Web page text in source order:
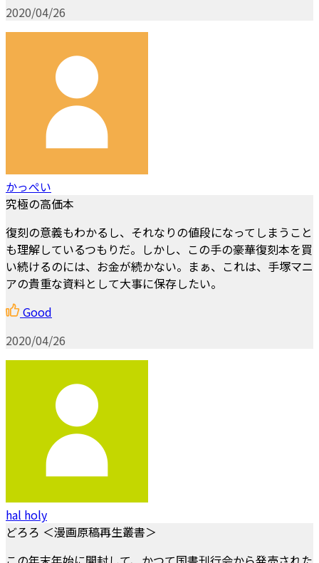
2020/04/26
かっぺい
究極の高価本
復刻の意義もわかるし、それなりの値段になってしまうこと
も理解しているつもりだ。しかし、この手の豪華復刻本を買
い続けるのには、お金が続かない。まぁ、これは、手塚マニ
アの貴重な資料として大事に保存したい。
Good
2020/04/26
hal holy
どろろ ＜漫画原稿再生叢書＞